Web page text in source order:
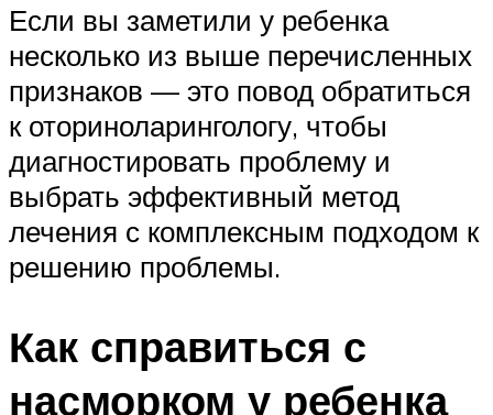
Если вы заметили у ребенка
несколько из выше перечисленных
признаков — это повод обратиться
к оториноларингологу, чтобы
диагностировать проблему и
выбрать эффективный метод
лечения с комплексным подходом к
решению проблемы.
Как справиться с
насморком у ребенка